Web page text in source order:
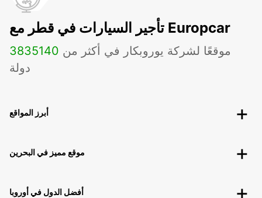
تأجير السيارات في قطر مع Europcar
3835 موقعًا لشركة يوروبكار في أكثر من 140
دولة
أبرز المواقع
موقع مميز في البحرين
أفضل الدول في أوروبا